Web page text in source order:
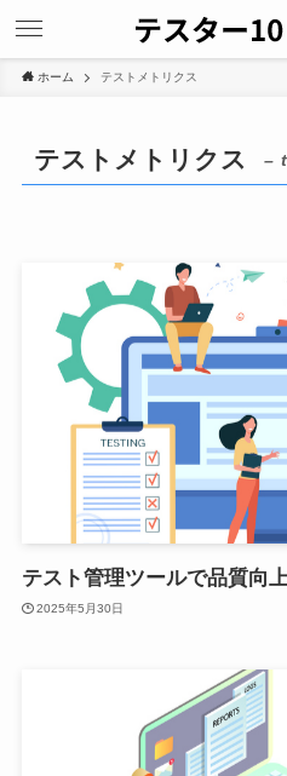
ホーム テストメトリクス
テストメトリクス –
テスト管理ツールで品質向
2025年5月30日